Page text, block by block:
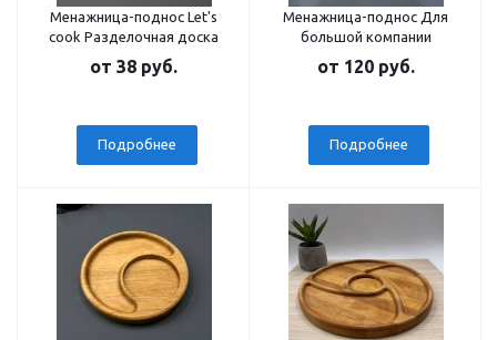
Менажница-поднос Let's
cook Разделочная доска
от 38 руб.
Подробнее
Менажница-поднос Для
большой компании
от 120 руб.
Подробнее